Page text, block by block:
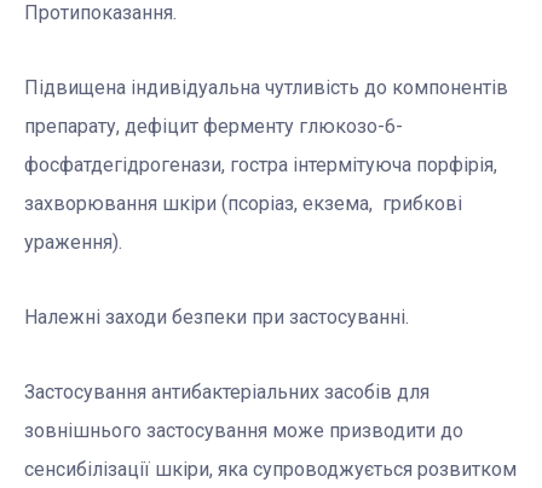
Протипоказання.
Підвищена індивідуальна чутливість до компонентів
препарату, дефіцит ферменту глюкозо-6-
фосфатдегідрогенази, гостра інтермітуюча порфірія,
захворювання шкіри (псоріаз, екзема, грибкові
ураження).
Належні заходи безпеки при застосуванні.
Застосування антибактеріальних засобів для
зовнішнього застосування може призводити до
сенсибілізації шкіри, яка супроводжується розвитком